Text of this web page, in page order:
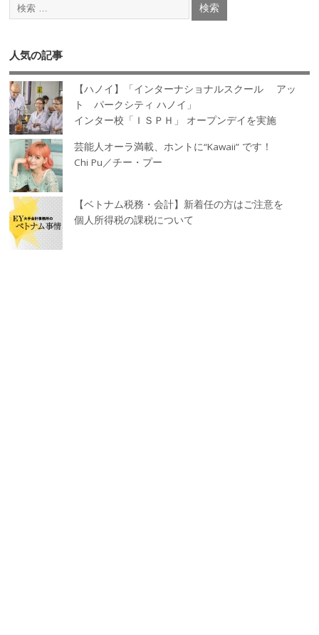
人気の記事
【ハノイ】「インターナショナルスクール アッ
ト パークシティ ハノイ」
インター校「ＩＳＰＨ」 オープンデイを実施
芸能人オーラ満載、ホントに“Kawaii” です！
Chi Pu／チー・プー
【ベトナム税務・会計】新着任の方はご注意を
個人所得税の課税について